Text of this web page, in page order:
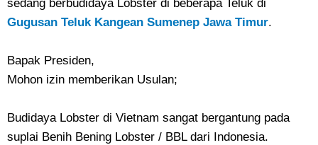
sedang berbudidaya Lobster di beberapa Teluk di
Gugusan Teluk Kangean Sumenep Jawa Timur.
Bapak Presiden,
Mohon izin memberikan Usulan;
Budidaya Lobster di Vietnam sangat bergantung pada
suplai Benih Bening Lobster / BBL dari Indonesia.